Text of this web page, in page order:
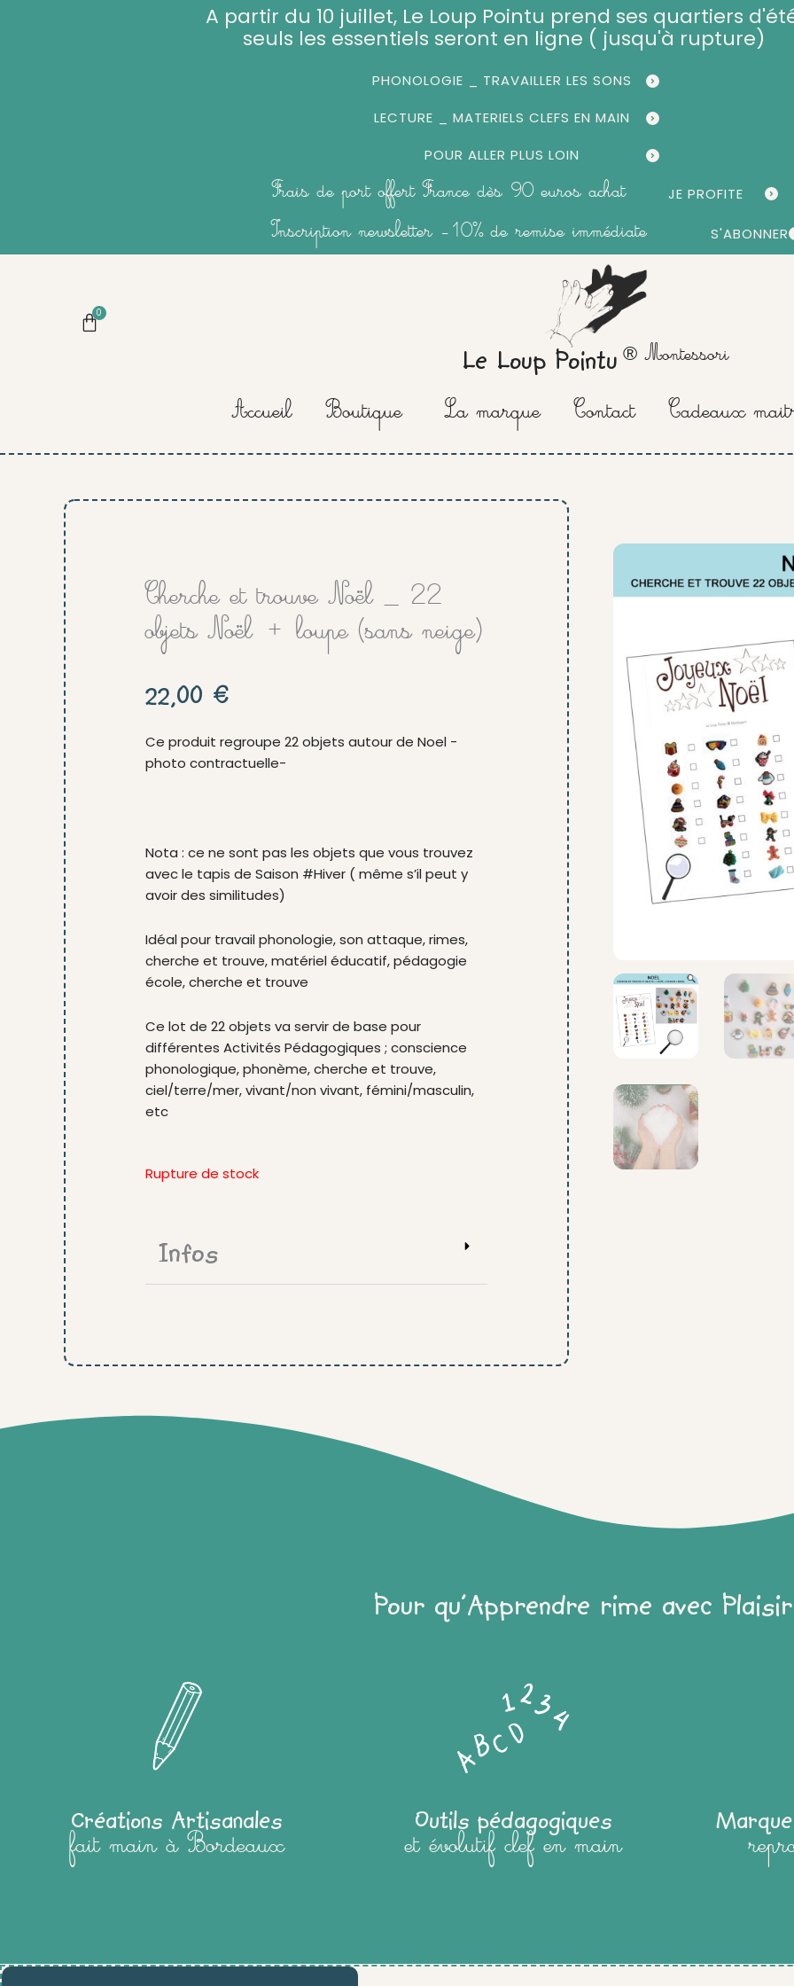
A partir du 10 juillet, Le Loup Pointu prend ses quartiers
seuls les essentiels seront en ligne ( jusqu'à rupture)
PHONOLOGIE _ TRAVAILLER LES SONS
LECTURE _ MATERIELS CLEFS EN MAIN
POUR ALLER PLUS LOIN
Frais de port offert France dès 90 euros achat JE PROFITE
Inscription newsletter -10% de remise immédiate S'ABONNER
0
Panier
Le Loup Pointu ® Montessori
Accueil Boutique La marque Contact Cadeaux
Cherche et trouve Noël _ 22
objets Noël + loupe (sans neige)
22,00 €
Ce produit regroupe 22 objets autour de Noel -
photo contractuelle-
Nota : ce ne sont pas les objets que vous trouvez
avec le tapis de Saison #Hiver ( même s’il peut y
avoir des similitudes)
Idéal pour travail phonologie, son attaque, rimes,
cherche et trouve, matériel éducatif, pédagogie
école, cherche et trouve
Ce lot de 22 objets va servir de base pour
différentes Activités Pédagogiques ; conscience
phonologique, phonème, cherche et trouve,
ciel/terre/mer, vivant/non vivant, fémini/masculin,
etc
Rupture de stock
Infos
Pour qu'Apprendre rime avec
Créations Artisanales
fait main à Bordeaux
Outils pédagogiques
et évolutif clef en main